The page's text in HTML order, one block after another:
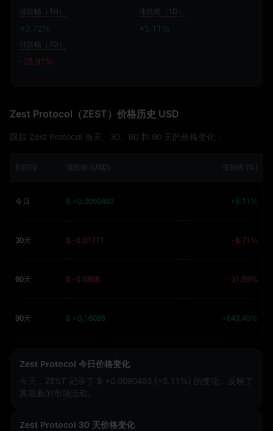
涨跌幅（1H）
+3.72%
涨跌幅（1D）
+5.11%
漲跌幅（7D）
-25.91%
Zest Protocol（ZEST）价格历史 USD
跟踪 Zest Protocol 当天、30、60 和 90 天的价格变化：
时间段 涨跌幅 (USD) 涨跌幅 (%)
今日 $ +0.0090493 +5.11%
30天 $ -0.01771 -8.71%
60天 $ -0.0858 -31.59%
90天 $ +0.16085 +643.40%
Zest Protocol 今日价格变化
今天，ZEST 记录了 $ +0.0090493 (+5.11%) 的变化，反映了
其最新的市场活动。
Zest Protocol 30 天价格变化